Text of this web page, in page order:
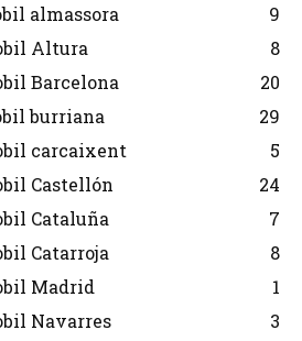
almassora
9
Altura
8
Barcelona
20
burriana
29
carcaixent
5
Castellón
24
Cataluña
7
Catarroja
8
Madrid
1
Navarres
3